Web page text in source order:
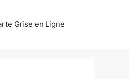
Grise en Ligne